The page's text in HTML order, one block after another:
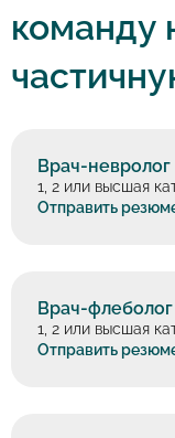
команду
Врач-невролог
1, 2 или высшая
Отправить
Врач-флеболог
1, 2 или высшая
Отправить